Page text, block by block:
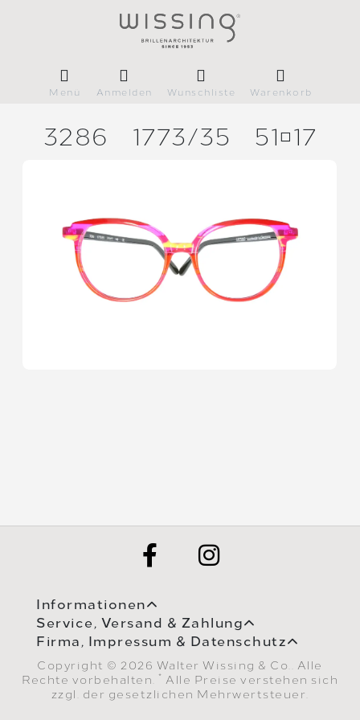
Menü Anmelden Wunschliste Warenkorb
3286 1773/35 5117
Informationen
Service, Versand & Zahlung
Firma, Impressum & Datenschutz
Copyright © 2026 Walter Wissing & Co.. Alle
Rechte vorbehalten.
* Alle Preise verstehen sich
zzgl. der gesetzlichen Mehrwertsteuer.